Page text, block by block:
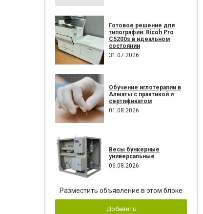
Готовое решение для
типографии: Ricoh Pro
C5200s в идеальном
состоянии
31.07.2026
Обучение иглотерапии в
Алматы с практикой и
сертификатом
01.08.2026
Весы бункерные
универсальные
06.08.2026
Разместить объявление в этом блоке
Добавить